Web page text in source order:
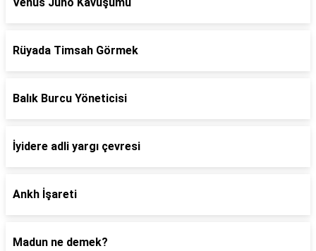
Rüyada Timsah Görmek
Balık Burcu Yöneticisi
İyidere adli yargı çevresi
Ankh İşareti
Madun ne demek?